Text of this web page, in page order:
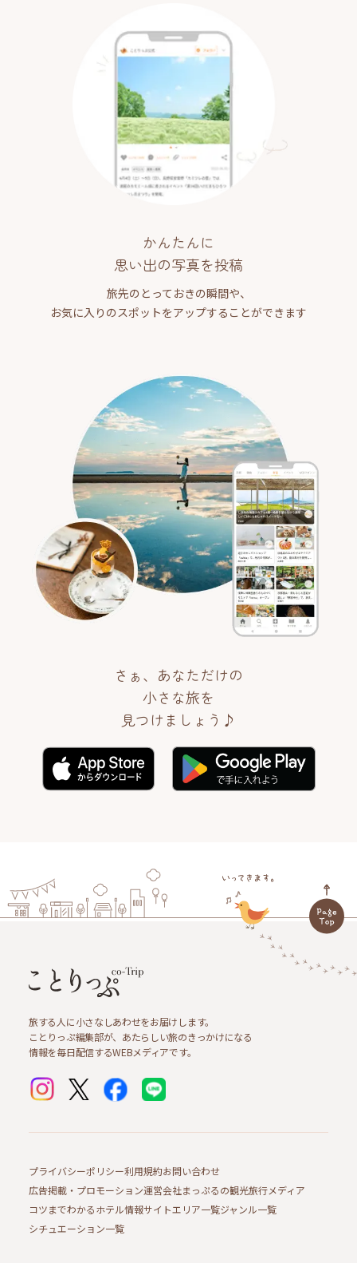
かんたんに
思い出の写真を投稿
旅先のとっておきの瞬間や、
お気に入りのスポットをアップすることができます
さぁ、あなただけの
小さな旅を
見つけましょう♪
旅する人に小さなしあわせをお届けします。
ことりっぷ編集部が、あたらしい旅のきっかけになる
情報を毎日配信するWEBメディアです。
プライバシーポリシー利用規約お問い合わせ
広告掲載・プロモーション運営会社まっぷるの観光旅行メディア
コツまでわかるホテル情報サイトエリア一覧ジャンル一覧
シチュエーション一覧